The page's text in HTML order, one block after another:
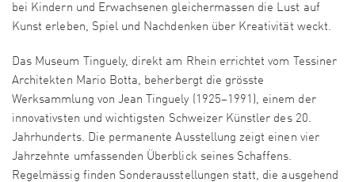
bei Kindern und Erwachsenen gleichermassen die Lust auf
Kunst erleben, Spiel und Nachdenken über Kreativität weckt.
Das Museum Tinguely, direkt am Rhein errichtet vom Tessiner
Architekten Mario Botta, beherbergt die grösste
Werksammlung von Jean Tinguely (1925–1991), einem der
innovativsten und wichtigsten Schweizer Künstler des 20.
Jahrhunderts. Die permanente Ausstellung zeigt einen vier
Jahrzehnte umfassenden Überblick seines Schaffens.
Regelmässig finden Sonderausstellungen statt, die ausgehend